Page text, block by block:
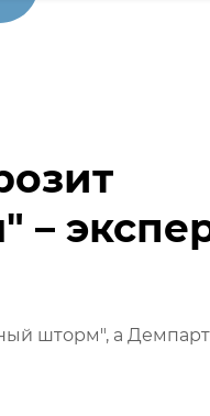
–
шторм", а